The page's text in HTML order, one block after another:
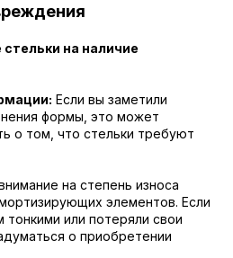
на наличие
Если вы заметили
формы, это может
о том, что стельки требуют
на степень износа
элементов. Если
тонкими или потеряли свои
о приобретении